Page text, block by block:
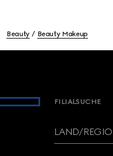
Beauty Beauty Makeup
FILIALSUCHE
LAND/